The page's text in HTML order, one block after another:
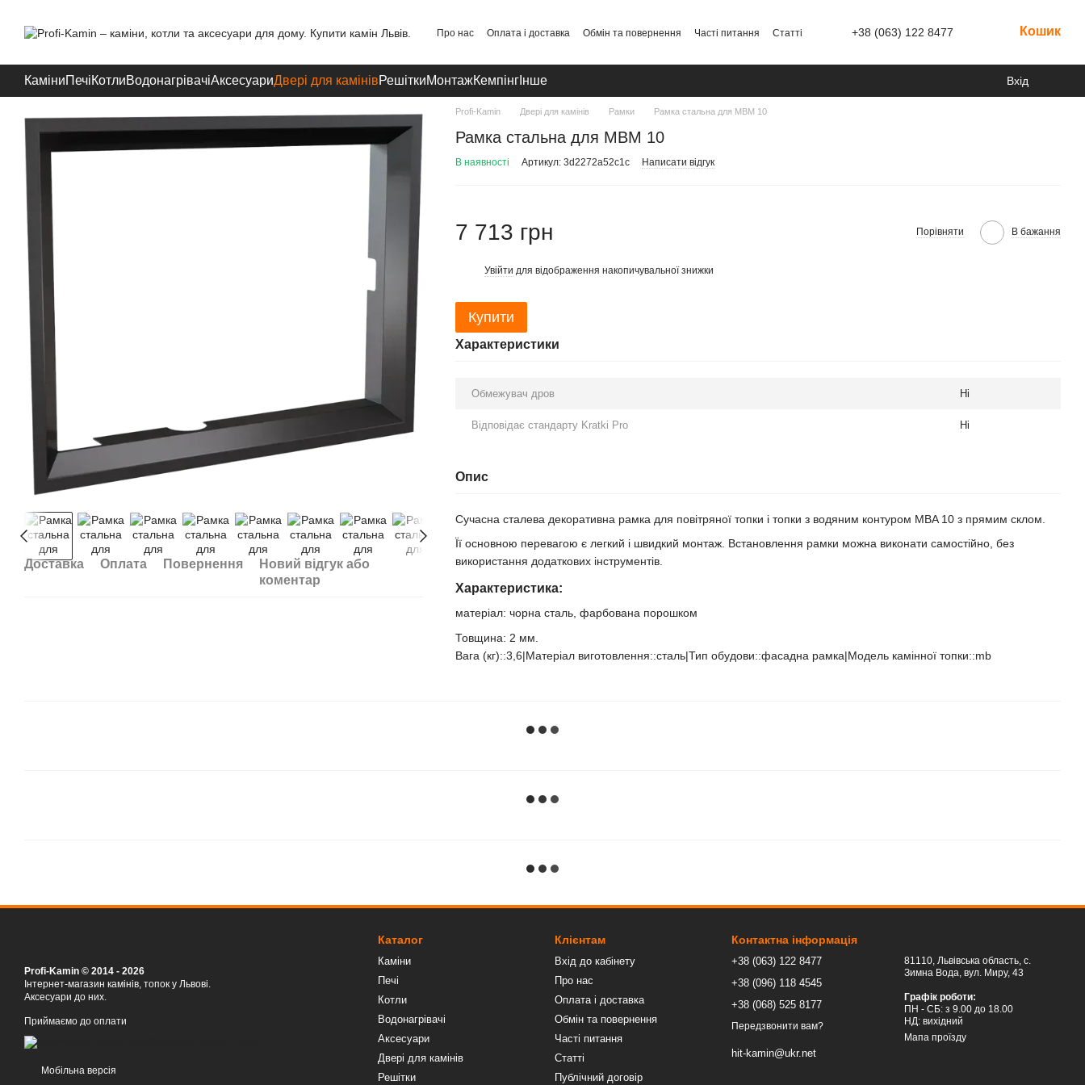
Про нас Оплата і доставка Обмін та повернення Часті питання
Статті
+38 (063) 122 8477 Кошик
КаміниПечіКотлиВодонагрівачіАксесуариДвері для камінівРешіткиМонтажКемпінг Інше Вхід
Доставка Оплата Повернення
Новий відгук або
коментар
Profi-Kamin Двері для камінів Рамки Рамка стальна для MBM 10
Рамка стальна для MBM 10
В наявності Артикул: 3d2272a52c1c Написати відгук
7 713 грн Порівняти В бажання
Увійти для відображення накопичувальної знижки
Купити
Характеристики
Обмежувач дров Ні
Відповідає стандарту Kratki Pro Ні
Опис
Сучасна сталева декоративна рамка для повітряної топки і топки з водяним контуром MBA 10 з прямим склом.
Її основною перевагою є легкий і швидкий монтаж. Встановлення рамки можна виконати самостійно, без
використання додаткових інструментів.
Характеристика:
матеріал: чорна сталь, фарбована порошком
Товщина: 2 мм.
Вага (кг)::3,6|Матеріал виготовлення::сталь|Тип обудови::фасадна рамка|Модель камінної топки::mb
Profi-Kamin © 2014 - 2026
Інтернет-магазин камінів, топок у Львові.
Аксесуари до них.
Приймаємо до оплати
Мобільна версія
Каталог
Каміни
Печі
Котли
Водонагрівачі
Аксесуари
Двері для камінів
Решітки
Клієнтам
Вхід до кабінету
Про нас
Оплата і доставка
Обмін та повернення
Часті питання
Статті
Публічний договір
Контактна інформація
+38 (063) 122 8477
+38 (096) 118 4545
+38 (068) 525 8177
Передзвонити вам?
hit-kamin@ukr.net
81110, Львівська область, c.
Зимна Вода, вул. Миру, 43
Графік роботи:
ПН - СБ: з 9.00 до 18.00
НД: вихідний
Мапа проїзду